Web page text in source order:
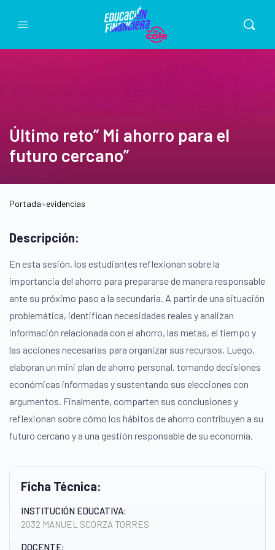
Último reto” Mi ahorro para el
futuro cercano”
Portada»evidencias
Ficha Técnica:
INSTITUCIÓN EDUCATIVA:
2032 MANUEL SCORZA TORRES
DOCENTE:
Descripción:
En esta sesión, los estudiantes reflexionan sobre la
importancia del ahorro para prepararse de manera responsable
ante su próximo paso a la secundaria. A partir de una situación
problemática, identifican necesidades reales y analizan
información relacionada con el ahorro, las metas, el tiempo y
las acciones necesarias para organizar sus recursos. Luego,
elaboran un mini plan de ahorro personal, tomando decisiones
económicas informadas y sustentando sus elecciones con
argumentos. Finalmente, comparten sus conclusiones y
reflexionan sobre cómo los hábitos de ahorro contribuyen a su
futuro cercano y a una gestión responsable de su economía.